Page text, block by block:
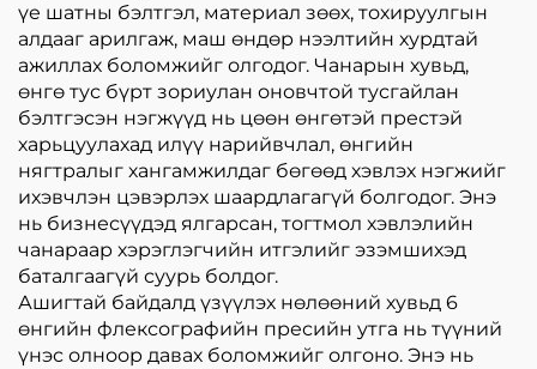
үе шатны бэлтгэл, материал зөөх, тохируулгын
алдааг арилгаж, маш өндөр нээлтийн хурдтай
ажиллах боломжийг олгодог. Чанарын хувьд,
өнгө тус бүрт зориулан оновчтой тусгайлан
бэлтгэсэн нэгжүүд нь цөөн өнгөтэй престэй
харьцуулахад илүү нарийвчлал, өнгийн
нягтралыг хангамжилдаг бөгөөд хэвлэх нэгжийг
ихэвчлэн цэвэрлэх шаардлагагүй болгодог. Энэ
нь бизнесүүдэд ялгарсан, тогтмол хэвлэлийн
чанараар хэрэглэгчийн итгэлийг эзэмшихэд
баталгаагүй суурь болдог.
Ашигтай байдалд үзүүлэх нөлөөний хувьд 6
өнгийн флексографийн пресийн утга нь түүний
үнэс олноор давах боломжийг олгоно. Энэ нь